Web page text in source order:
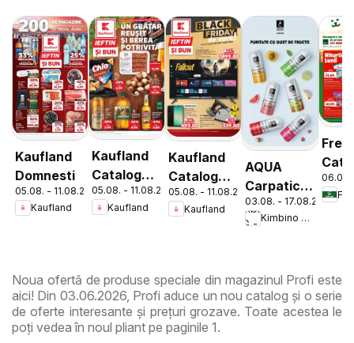
Kaufland
Domnesti
05.08. - 11.08.2026
Kaufland
Kaufland
Catalog
Tematic
05.08. - 11.08.2026
Kaufland
Kaufland
Catalog
Nonfood
05.08. - 11.08.2026
Kaufland
AQUA
Carpatica
Flavours
03.08. - 17.08.2026
Kimbino MG - RO
06.08.
Noua ofertă de produse speciale din magazinul Profi este
aici! Din 03.06.2026, Profi aduce un nou catalog și o serie
de oferte interesante și prețuri grozave. Toate acestea le
poți vedea în noul pliant pe paginile 1.